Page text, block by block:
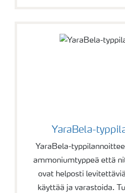
YaraBela-
YaraBela-
ammoniumtyppeä että
ovat helposti
käyttää ja varastoida.